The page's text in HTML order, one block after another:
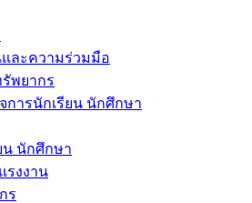
และความร่วมมือ
พยากร
การนักเรียน นักศึกษา
น นักศึกษา
รงงาน
ร